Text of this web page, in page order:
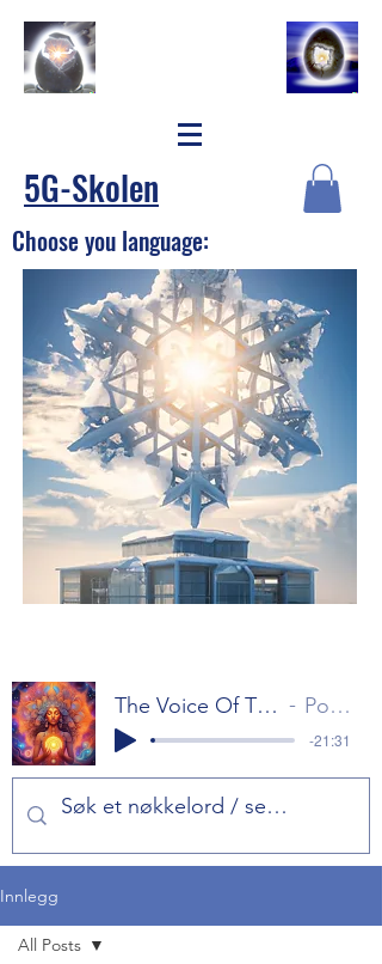
5G-Skolen
Choose you language:
The Voice Of The Gods Part 1 Popol Vuh
-21:31
Innlegg
All Posts